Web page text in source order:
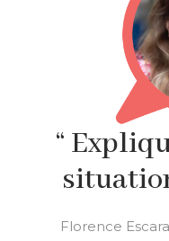
“
Florence